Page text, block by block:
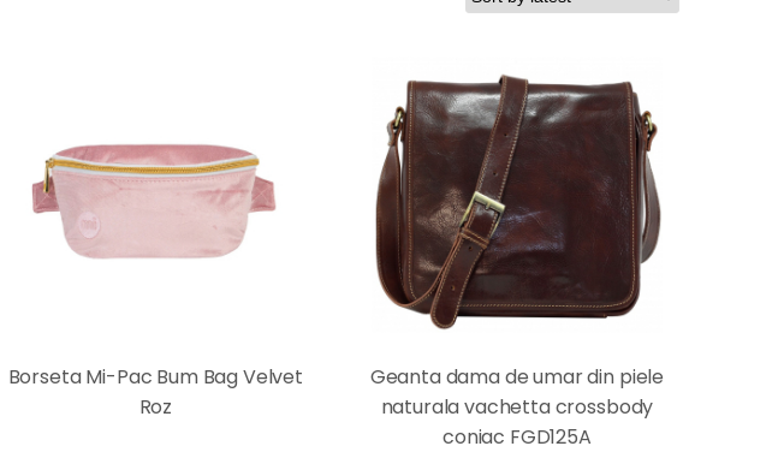
Borseta Mi-Pac Bum Bag Velvet
Roz
Geanta dama de umar din piele
naturala vachetta crossbody
coniac FGD125A